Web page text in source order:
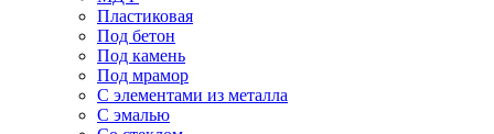
Пластиковая
Под бетон
Под камень
Под мрамор
С элементами из металла
С эмалью